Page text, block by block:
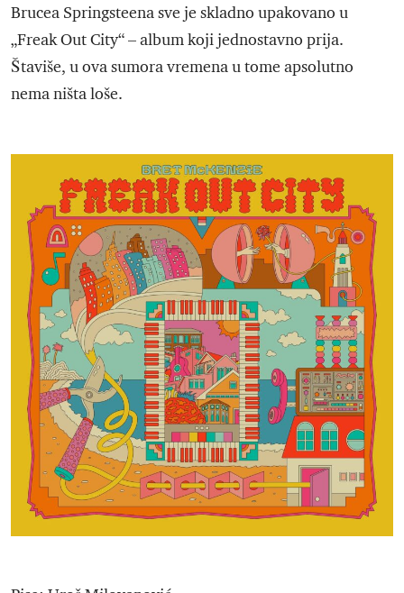
Brucea Springsteena sve je skladno upakovano u
„Freak Out City“ – album koji jednostavno prija.
Štaviše, u ova sumora vremena u tome apsolutno
nema ništa loše.